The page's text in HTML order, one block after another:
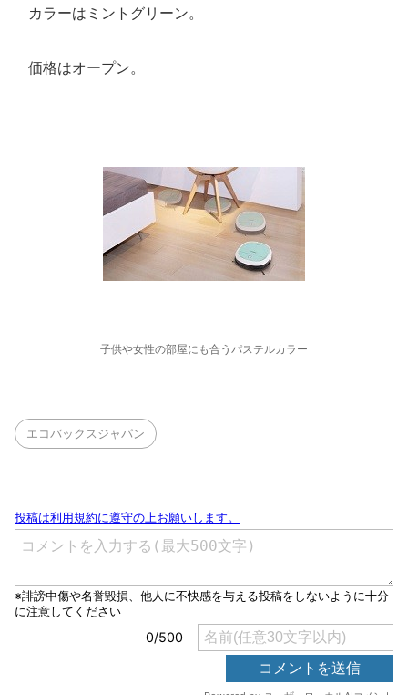
カラーはミントグリーン。
価格はオープン。
子供や女性の部屋にも合うパステルカラー
エコバックスジャパン